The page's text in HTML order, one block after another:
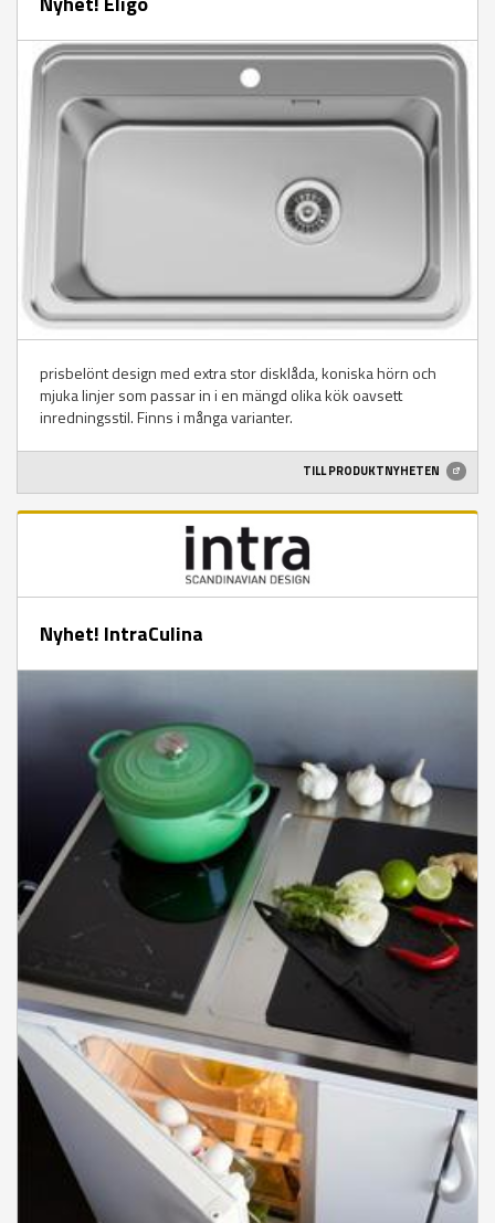
prisbelönt design med extra stor disklåda, koniska hörn och
mjuka linjer som passar in i en mängd olika kök oavsett
inredningsstil. Finns i många varianter.
TILL PRODUKTNYHETEN
Nyhet! IntraCulina